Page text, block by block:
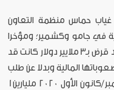
غياب حماس منظمة التعاون
في جامو وكشمير؛ ومؤخرا
يبدو أن العربية السعودية قد طالبت بتسديد قرض بـ3 ملايير دولار كانت قد
الرغم من صعوباتها المالية وبدلا عن طلب
التأجيل، امتثلت باكستان وسددت في ديسمبر/كانون الأول 2020 مليارين1